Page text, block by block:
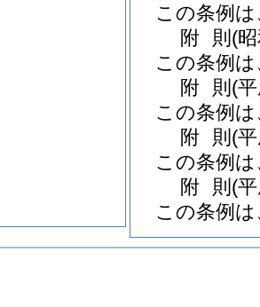
この条例
附 則 (
この条例
附 則 (
この条例
附 則 (
この条例
附 則 (
この条例